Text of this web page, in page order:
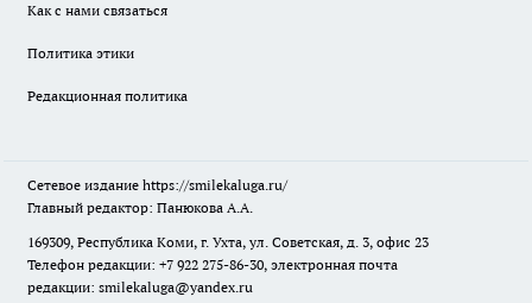
Как с нами связаться
Политика этики
Редакционная политика
Сетевое издание https://smilekaluga.ru/
Главный редактор: Панюкова А.А.
169309, Республика Коми, г. Ухта, ул. Советская, д. 3, офис 23
Телефон редакции: +7 922 275-86-30, электронная почта
редакции: smilekaluga@yandex.ru